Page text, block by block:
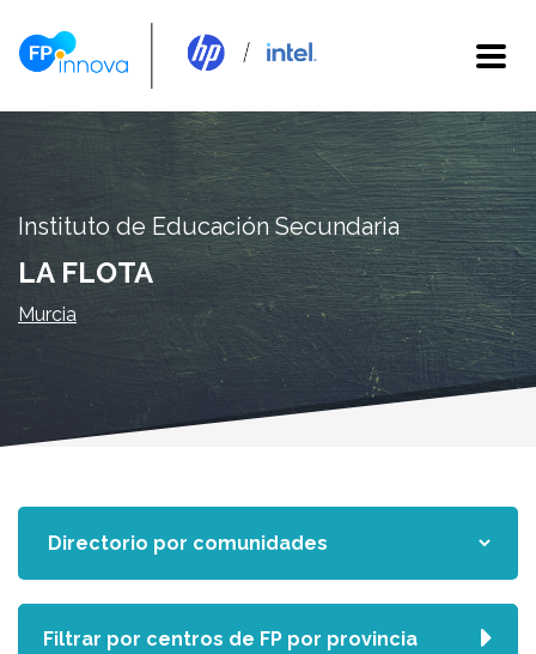
Instituto de Educación Secundaria
LA FLOTA
Murcia
Filtrar por centros de FP por provincia